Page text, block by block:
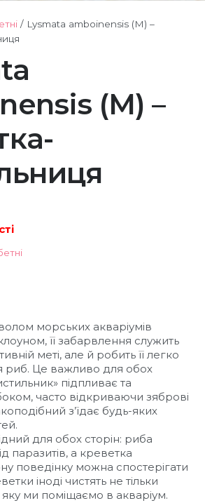
/ Lysmata amboinensis (М) –
(М) –
морських акваріумів
її забарвлення служить
меті, але й робить її легко
риб. Це важливо для обох
підпливає та
часто відкриваючи зяброві
з’їдає будь-яких
для обох сторін: риба
паразитів, а креветка
поведінку можна спостерігати
іноді чистять не тільки
ми поміщаємо в акваріум.